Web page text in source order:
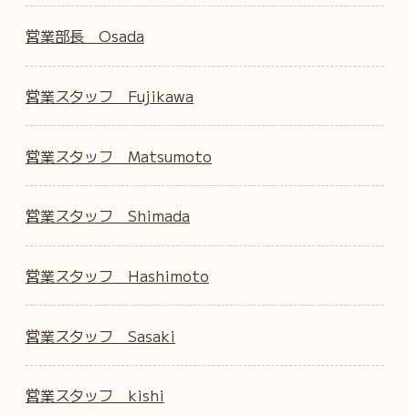
営業部長 Osada
営業スタッフ Fujikawa
営業スタッフ Matsumoto
営業スタッフ Shimada
営業スタッフ Hashimoto
営業スタッフ Sasaki
営業スタッフ kishi